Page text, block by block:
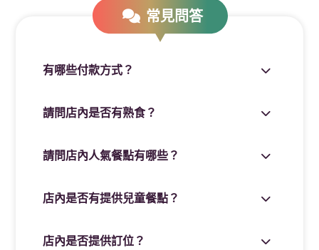
常見問答
有哪些付款方式？
請問店內是否有熟食？
請問店內人氣餐點有哪些？
店內是否有提供兒童餐點？
店內是否提供訂位？